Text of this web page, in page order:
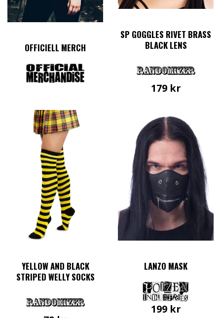
OFFICIELL MERCH
SP GOGGLES RIVET BRASS
BLACK LENS
179 kr
YELLOW AND BLACK
STRIPED WELLY SOCKS
LANZO MASK
199 kr